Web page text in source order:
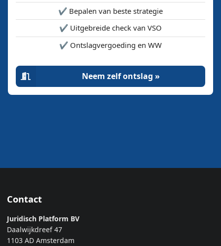
✔️ Bepalen van beste strategie
✔️ Uitgebreide check van VSO
✔️ Ontslagvergoeding en WW
Neem zelf ontslag »
Contact
Juridisch Platform BV
Daalwijkdreef 47
1103 AD Amsterdam